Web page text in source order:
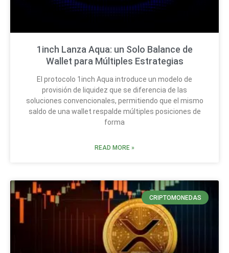
1inch Lanza Aqua: un Solo Balance de
Wallet para Múltiples Estrategias
El protocolo 1inch Aqua introduce un modelo de
provisión de liquidez que se diferencia de las
soluciones convencionales, permitiendo que el mismo
saldo de una wallet respalde múltiples posiciones de
forma
READ MORE »
CRIPTOMONEDAS